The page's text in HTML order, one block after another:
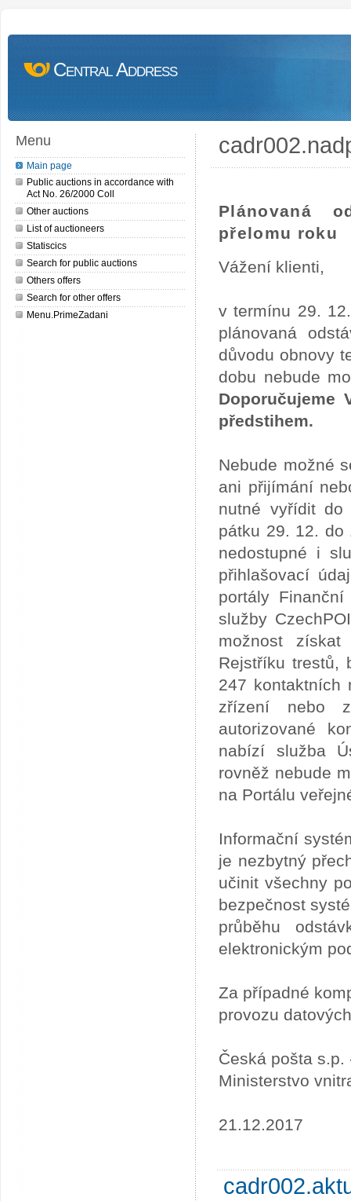
Central Address
Menu
Main page
Public auctions in accordance with
Act No. 26/2000 Coll
Other auctions
List of auctioneers
Statiscics
Search for public auctions
Others offers
Search for other offers
Menu.PrimeZadani
Plánovaná
přelomu roku
Vážení klienti,
v termínu 29.
plánovaná
důvodu obnovy
dobu nebude
Doporučujeme
předstihem.
Nebude možné
ani přijímání
nutné vyřídit do
pátku 29. 12. do
nedostupné i
přihlašovací
portály
služby
možnost
Rejstříku trestů,
247 kontaktních
zřízení nebo
autorizované
nabízí služba
rovněž nebude
na Portálu
Informační
je nezbytný
učinit všechny
bezpečnost
průběhu
elektronickým
Za případné
provozu
Česká pošta s.p.
Ministerstvo
21.12.2017